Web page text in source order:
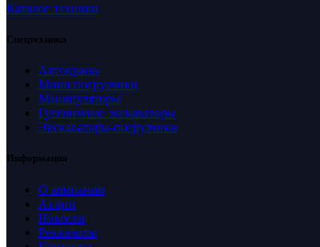
Каталог техники
Спецтехника
Автокраны
Мини погрузчики
Манипуляторы
Гусеничные экскаваторы
Экскаваторы-погрузчики
Информация
О компании
Акции
Новости
Реквизиты